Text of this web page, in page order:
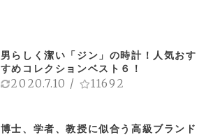
男らしく潔い「ジン」の時計！人気おす
すめコレクションベスト６！
2020.7.10 / 11692
博士、学者、教授に似合う高級ブランド